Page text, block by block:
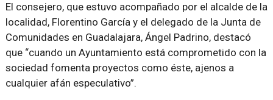
El consejero, que estuvo acompañado por el alcalde de la
localidad, Florentino García y el delegado de la Junta de
Comunidades en Guadalajara, Ángel Padrino, destacó
que “cuando un Ayuntamiento está comprometido con la
sociedad fomenta proyectos como éste, ajenos a
cualquier afán especulativo”.